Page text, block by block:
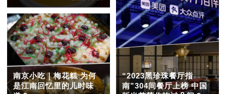
南京小吃｜梅花糕 为何
是江南回忆里的儿时味
“2023黑珍珠餐厅指
南”304间餐厅上榜 中国